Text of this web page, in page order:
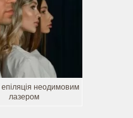
неодимовим
лазером